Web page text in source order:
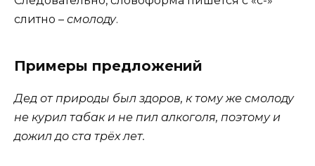
слитно – смолоду.
Примеры предложений
Дед от природы был здоров, к тому же смолоду
не курил табак и не пил алкоголя, поэтому и
дожил до ста трёх лет.